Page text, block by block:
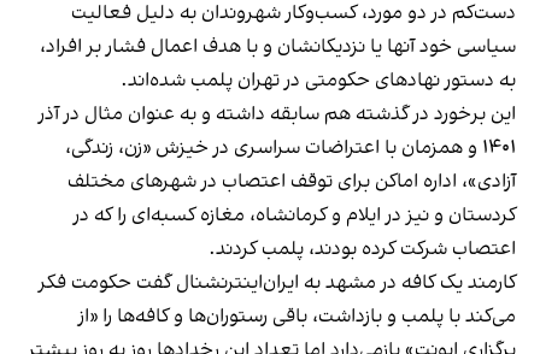
دست‌کم در دو مورد، کسب‌وکار شهروندان به دلیل فعالیت
سیاسی خود آنها یا نزدیکانشان و با هدف اعمال فشار بر افراد،
به دستور نهادهای حکومتی در تهران پلمب شده‌اند.
این برخورد در گذشته هم سابقه داشته و به عنوان مثال در آذر
۱۴۰۱ و همزمان با اعتراضات سراسری در خیزش «زن، زندگی،
آزادی»، اداره اماکن برای توقف اعتصاب در شهرهای مختلف
کردستان و نیز در ایلام و کرمانشاه، مغازه کسبه‌ای را که در
اعتصاب شرکت کرده بودند، پلمب کردند.
کارمند یک کافه در مشهد به ایران‌اینترنشنال گفت حکومت فکر
می‌کند با پلمب و بازداشت، باقی رستوران‌ها و کافه‌ها را «از